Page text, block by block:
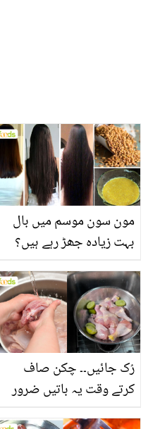
مون سون موسم میں بال
بہت زیادہ جھڑ رہے ہیں؟
بنانے کے چند قدرتی طریقے
رُک جائیں۔۔ چکن صاف
کرتے وقت یہ باتیں ضرور